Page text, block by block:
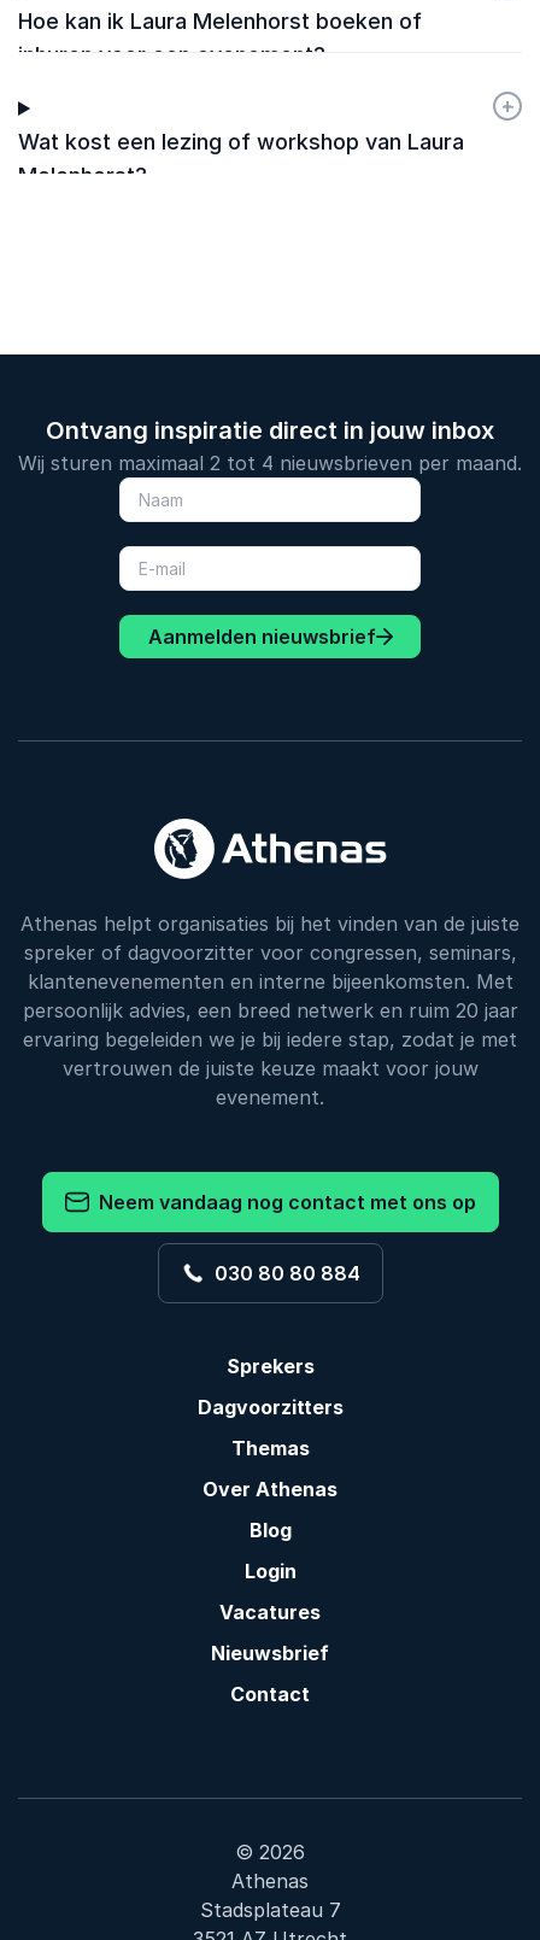
Hoe kan ik Laura Melenhorst boeken of
inhuren voor een evenement?
Wat kost een lezing of workshop van Laura
Melenhorst?
+
-
Ontvang inspiratie direct in jouw inbox
Wij sturen maximaal 2 tot 4 nieuwsbrieven per maand.
Aanmelden nieuwsbrief
Athenas helpt organisaties bij het vinden van de juiste
spreker of dagvoorzitter voor congressen, seminars,
klantenevenementen en interne bijeenkomsten. Met
persoonlijk advies, een breed netwerk en ruim 20 jaar
ervaring begeleiden we je bij iedere stap, zodat je met
vertrouwen de juiste keuze maakt voor jouw
evenement.
Neem vandaag nog contact met ons op
030 80 80 884
Sprekers
Dagvoorzitters
Themas
Over Athenas
Blog
Login
Vacatures
Nieuwsbrief
Contact
© 2026
Athenas
Stadsplateau 7